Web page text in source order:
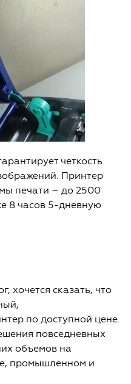
четкость
Принтер
печати – до 2500
8 часов 5-дневную
хочется сказать, что
по доступной цене.
повседневных
объемов на
промышленном и